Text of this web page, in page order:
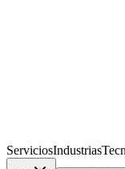
ServiciosIndustrias